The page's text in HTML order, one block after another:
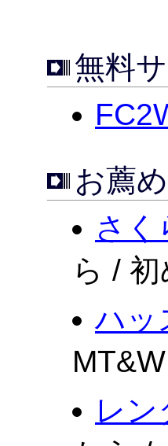
無料
お薦
さ
ら /
ハッ
レ